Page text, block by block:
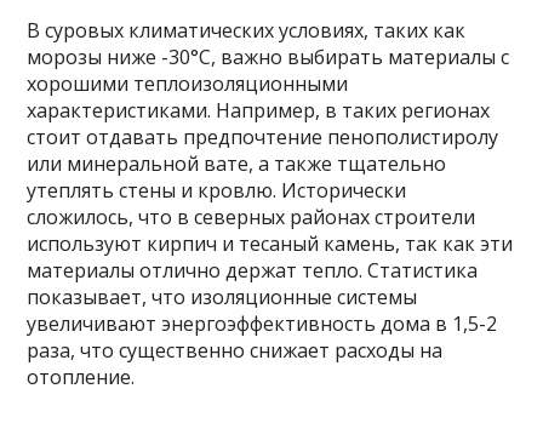
В суровых климатических условиях, таких как
морозы ниже -30°C, важно выбирать материалы с
хорошими теплоизоляционными
характеристиками. Например, в таких регионах
стоит отдавать предпочтение пенополистиролу
или минеральной вате, а также тщательно
утеплять стены и кровлю. Исторически
сложилось, что в северных районах строители
используют кирпич и тесаный камень, так как эти
материалы отлично держат тепло. Статистика
показывает, что изоляционные системы
увеличивают энергоэффективность дома в 1,5-2
раза, что существенно снижает расходы на
отопление.